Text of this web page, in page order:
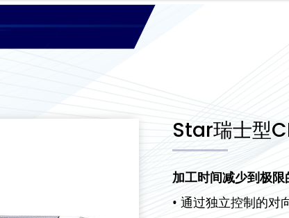
Star瑞士型
加工时间减少到极
• 通过独立控制的对